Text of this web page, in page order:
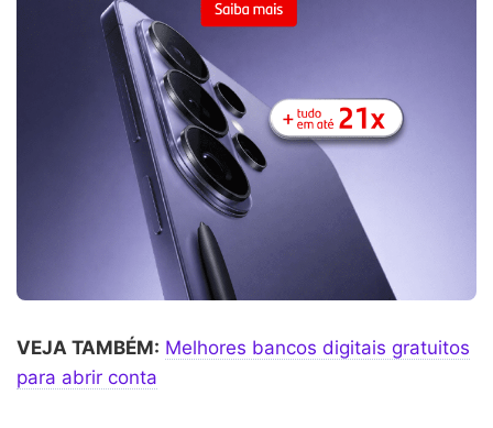
VEJA TAMBÉM: Melhores bancos digitais gratuitos
para abrir conta